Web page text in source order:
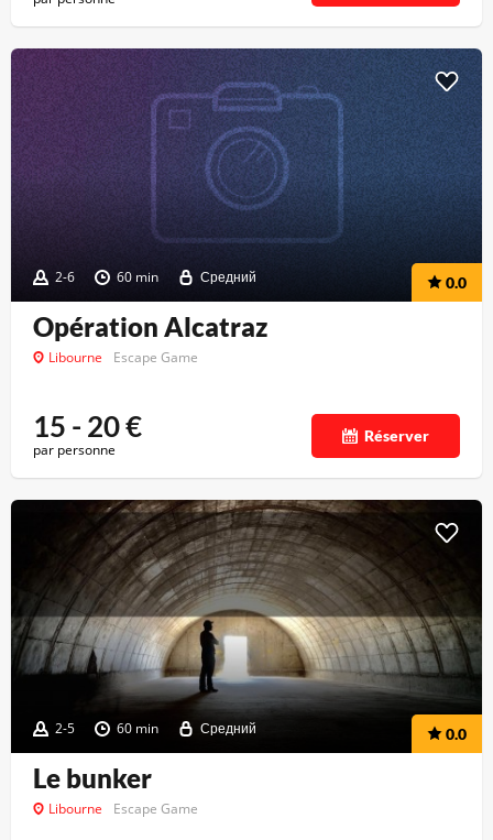
2-6 60 min Средний 0.0
Opération Alcatraz
Libourne Escape Game
15 - 20€
par personne
Réserver
2-5 60 min Средний 0.0
Le bunker
Libourne Escape Game